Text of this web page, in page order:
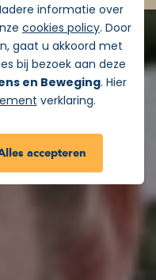
informatie over
cookies policy. Door
gaat u akkoord met
bij bezoek aan deze
en Beweging. Hier
verklaring.
accepteren